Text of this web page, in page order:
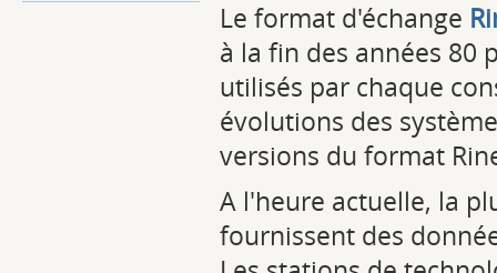
Le format d'échange
à la fin des années 80
utilisés par chaque
évolutions des
versions du format
A l'heure actuelle, la
fournissent des